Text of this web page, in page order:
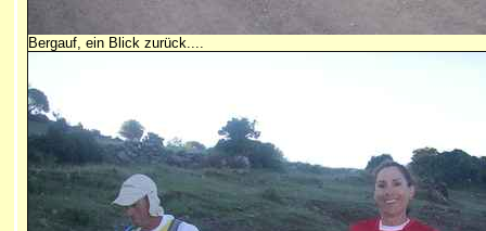
Bergauf, ein Blick zurück....